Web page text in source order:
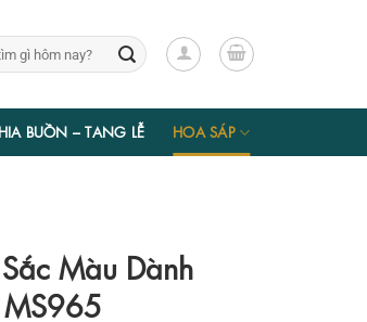
BUỒN – TANG LỄ HOA SÁP
Màu Dành